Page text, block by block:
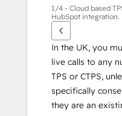
하
십
시
오.
1/4 - Cloud based
HubSpot integration.
In the UK, you
live calls to any
TPS or CTPS,
specifically
they are an